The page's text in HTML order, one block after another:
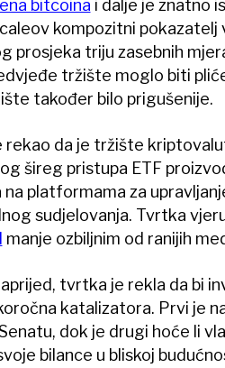
bitcoina i dalje je znatno
kompozitni pokazatelj
prosjeka triju zasebnih
tržište moglo biti
također bilo prigušenije.
rekao da je tržište
šireg pristupa ETF
platformama za
sudjelovanja. Tvrtka
manje ozbiljnim od ranijih
tvrtka je rekla da bi
katalizatora. Prvi je
dok je drugi hoće li
bilance u bliskoj